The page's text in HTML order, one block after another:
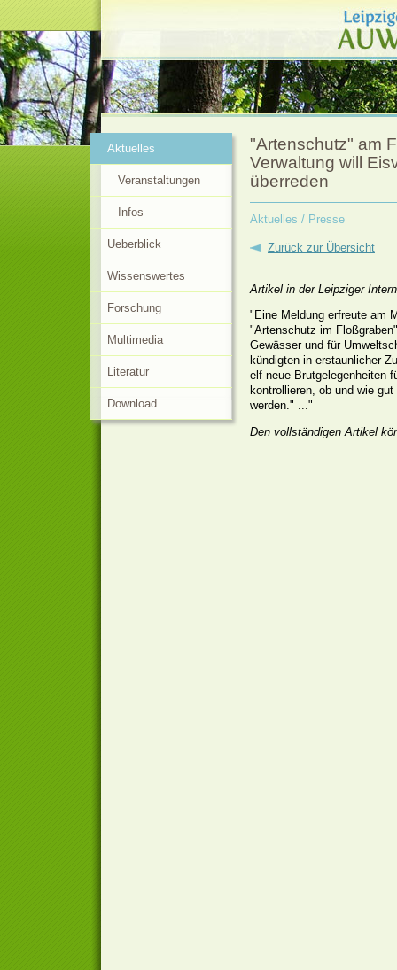
"Artenschutz" am
Verwaltung will
überreden
Aktuelles / Presse
Zurück zur Übersicht
Artikel in der Leipziger
"Eine Meldung erfreute am
"Artenschutz im
Gewässer und für
kündigten in erstaunlicher
elf neue Brutgelegenheiten
kontrollieren, ob und wie
werden." ..."
Den vollständigen Artikel
Aktuelles
Veranstaltungen
Infos
Ueberblick
Wissenswertes
Forschung
Multimedia
Literatur
Download